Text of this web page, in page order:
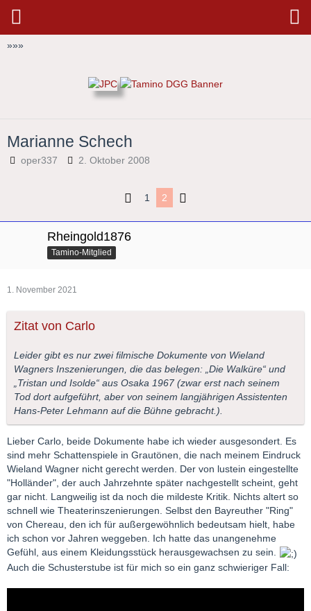
»»»
Marianne Schech
oper337 2. Oktober 2008
1 2
Rheingold1876
Tamino-Mitglied
1. November 2021
Zitat von Carlo
Leider gibt es nur zwei filmische Dokumente von Wieland
Wagners Inszenierungen, die das belegen: „Die Walküre“ und
„Tristan und Isolde“ aus Osaka 1967 (zwar erst nach seinem
Tod dort aufgeführt, aber von seinem langjährigen Assistenten
Hans-Peter Lehmann auf die Bühne gebracht.).
Lieber Carlo, beide Dokumente habe ich wieder ausgesondert. Es
sind mehr Schattenspiele in Grautönen, die nach meinem Eindruck
Wieland Wagner nicht gerecht werden. Der von lustein eingestellte
"Holländer", der auch Jahrzehnte später nachgestellt scheint, geht
gar nicht. Langweilig ist da noch die mildeste Kritik. Nichts altert so
schnell wie Theaterinszenierungen. Selbst den Bayreuther "Ring"
von Chereau, den ich für außergewöhnlich bedeutsam hielt, habe
ich schon vor Jahren weggeben. Ich hatte das unangenehme
Gefühl, aus einem Kleidungsstück herausgewachsen zu sein.
Auch die Schusterstube ist für mich so ein ganz schwieriger Fall: